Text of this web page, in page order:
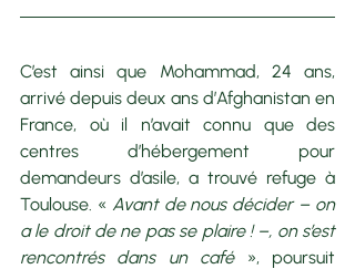
C’est ainsi que Mohammad, 24 ans,
arrivé depuis deux ans d’Afghanistan en
France, où il n’avait connu que des
centres d’hébergement pour
demandeurs d’asile, a trouvé refuge à
Toulouse. « Avant de nous décider – on
a le droit de ne pas se plaire ! –, on s’est
rencontrés dans un café », poursuit